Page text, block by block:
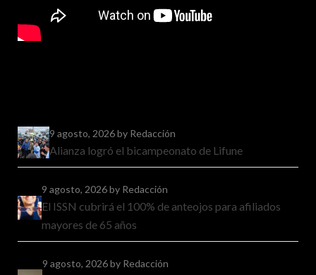
9 agosto, 2026by Redacción
Alianza logró el bicampeonato de Lifune
9 agosto, 2026by Redacción
El ISSN cubrirá el 100% de anteojos para afiliados
mayores de 65 años
9 agosto, 2026by Redacción